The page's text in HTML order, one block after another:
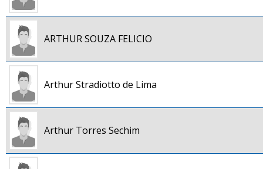
ARTHUR SOUZA FELICIO
Arthur Stradiotto de Lima
Arthur Torres Sechim